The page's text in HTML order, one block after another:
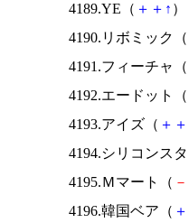
4189.YE（ ＋ ＋ ↑ ）
4190.リボミック（
4191.フィーチャ（
4192.エードット（
4193.アイズ（ ＋ ＋
4194.シリコンス
4195.Ｍマート（ －
4196.韓国ベア（ ＋